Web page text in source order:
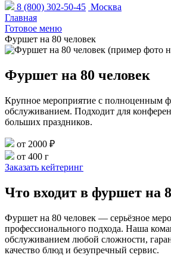
8 (800) 302-50-45 Москва
Главная
Готовое меню
Фуршет на 80 человек
Фуршет на 80 человек
Крупное мероприятие с полноценным
обслуживанием. Подходит для
больших праздников.
от 2000 ₽
от 400 г
Заказать кейтеринг
Что входит в фуршет на
Фуршет на 80 человек — серьёзное
профессионального подхода. Наша
обслуживанием любой сложности,
качество блюд и безупречный сервис.